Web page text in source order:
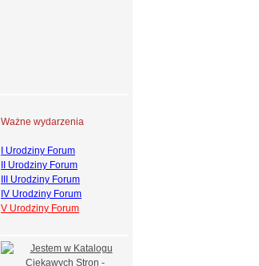
Ważne wydarzenia
I Urodziny Forum
II Urodziny Forum
III Urodziny Forum
IV Urodziny Forum
V Urodziny Forum